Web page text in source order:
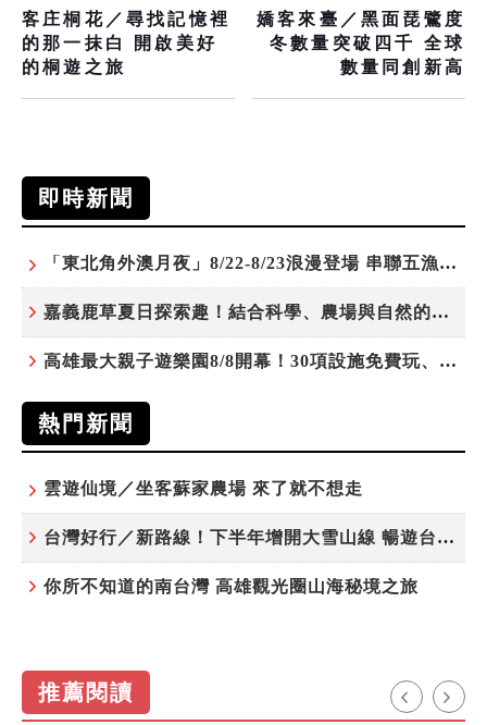
客庄桐花／尋找記憶裡
的那一抹白 開啟美好
的桐遊之旅
嬌客來臺／黑面琵鷺度
冬數量突破四千 全球
數量同創新高
即時新聞
「東北角外澳月夜」8/22-8/23浪漫登場 串聯五漁村、音樂、市集、火舞與慢旅共度夏夜
嘉義鹿草夏日探索趣！結合科學、農場與自然的親子小旅行
高雄最大親子遊樂園8/8開幕！30項設施免費玩、YOYO家族嗨翻暑假
熱門新聞
雲遊仙境／坐客蘇家農場 來了就不想走
台灣好行／新路線！下半年增開大雪山線 暢遊台中更便利
你所不知道的南台灣 高雄觀光圈山海秘境之旅
推薦閱讀